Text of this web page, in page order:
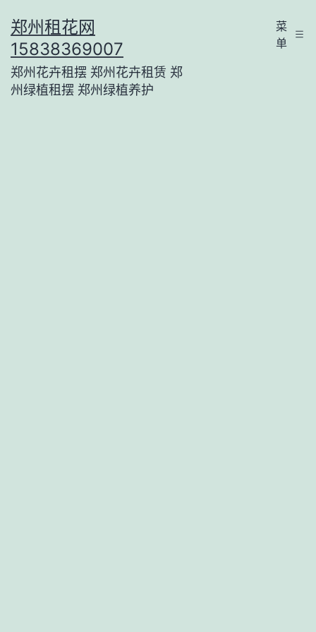
至
内
容
郑州租花网
15838369007
郑州花卉租摆 郑州花卉租赁 郑
州绿植租摆 郑州绿植养护
菜
单